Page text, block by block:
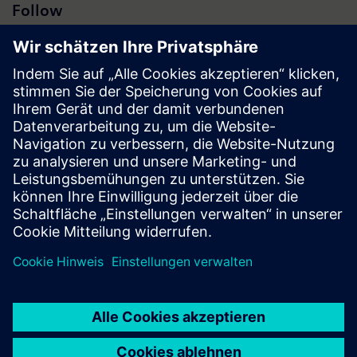
Follow
Presse | Unternehmen | Siemens
© Siemens 1996 – 2026
Impressum
Datenschutz
Cookie Richtlinien
Nutzungsbedingungen
Social Media